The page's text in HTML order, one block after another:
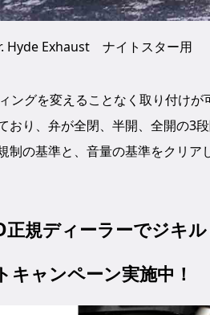
Hyde Exhaust ナイトスター用
ングを変えることなく取り付け
おり、弁が全閉、半開、全開の3
制の基準と、音量の基準をクリ
正規ディーラーでジキ
キャンペーン実施中！